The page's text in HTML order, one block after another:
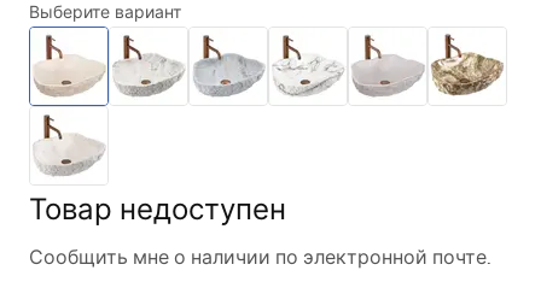
Выберите вариант
Товар недоступен
Сообщить мне о наличии по электронной почте.